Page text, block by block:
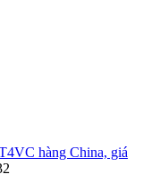
hàng China, giá